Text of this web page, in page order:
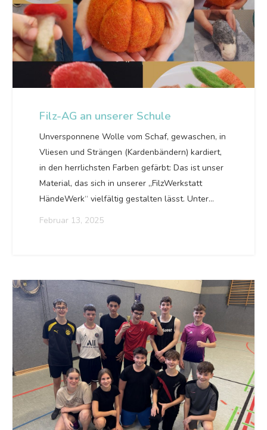
Filz-AG an unserer Schule
Unversponnene Wolle vom Schaf, gewaschen, in
Vliesen und Strängen (Kardenbändern) kardiert,
in den herrlichsten Farben gefärbt: Das ist unser
Material, das sich in unserer „FilzWerkstatt
HändeWerk“ vielfältig gestalten lässt. Unter…
Februar 13, 2025